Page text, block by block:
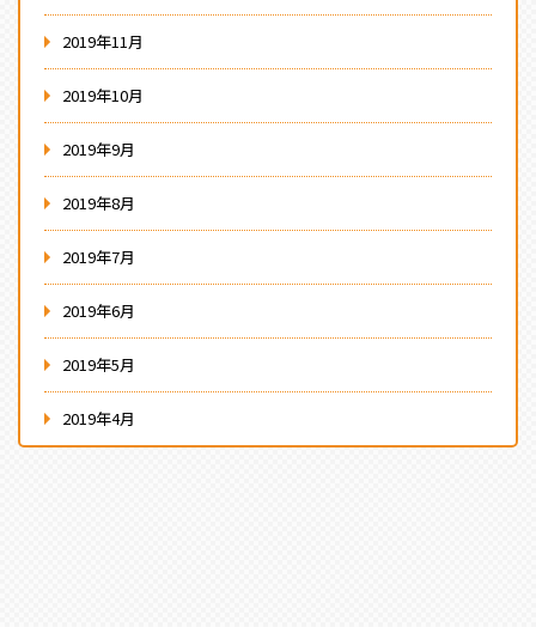
2019年11月
2019年10月
2019年9月
2019年8月
2019年7月
2019年6月
2019年5月
2019年4月